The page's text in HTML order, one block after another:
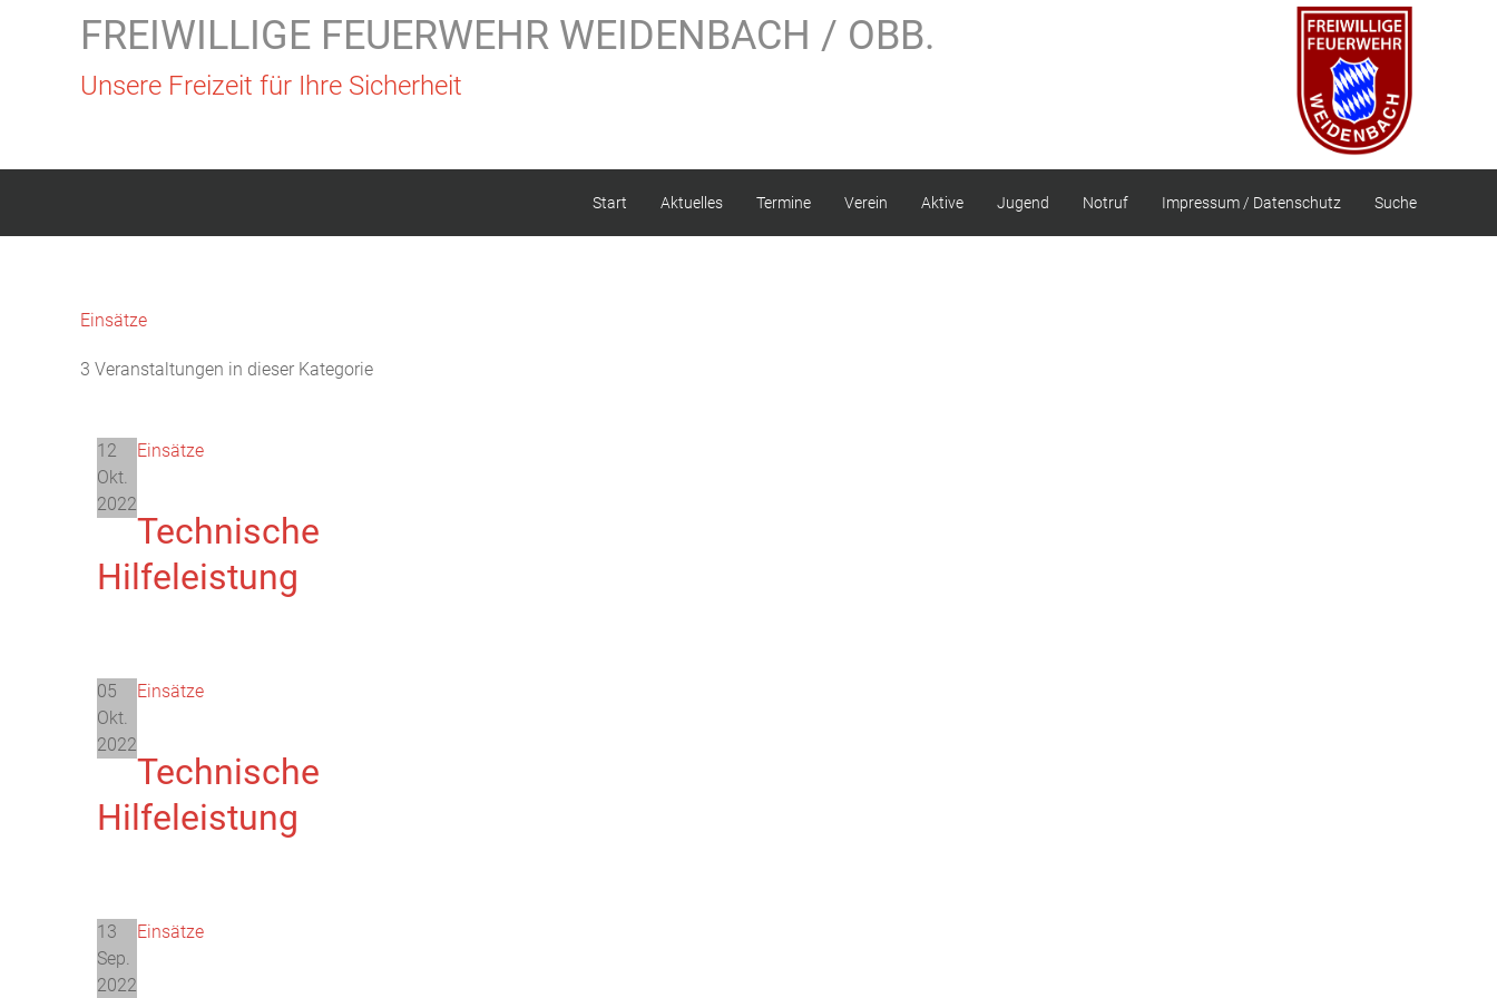
FREIWILLIGE FEUERWEHR WEIDENBACH / OBB.
Unsere Freizeit für Ihre Sicherheit
Start Aktuelles Termine Verein Aktive Jugend Notruf Impressum / Datenschutz Suche
Einsätze
3 Veranstaltungen in dieser Kategorie
12
Okt.
2022
Einsätze
Technische
Hilfeleistung
05
Okt.
2022
Einsätze
Technische
Hilfeleistung
13
Sep.
2022
Einsätze